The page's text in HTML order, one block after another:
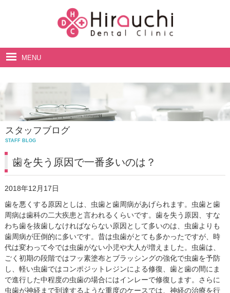
MENU
院長・スタッフ紹介
診療案内
アクセス・診療時間
スタッフブログ
STAFF BLOG
歯を失う原因で一番多いのは？
2018年12月17日
歯を悪くする原因としは、虫歯と歯周病があげられます。虫歯と歯
周病は歯科の二大疾患と言われるくらいです。歯を失う原因、すな
わち歯を抜歯しなければならない原因として多いのは、虫歯よりも
歯周病が圧倒的に多いです。昔は虫歯がとても多かったですが、時
代は変わって今では虫歯がない小児や大人が増えました。虫歯は、
ごく初期の段階ではフッ素塗布とブラッシングの強化で虫歯を予防
し、軽い虫歯ではコンポジットレジンによる修復、歯と歯の間にま
で進行した中程度の虫歯の場合にはインレーで修復します。さらに
虫歯が神経まで到達するような重度のケースでは、神経の治療を行